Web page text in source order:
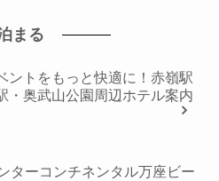
まる
ントをもっと快適に！赤嶺駅
・奥武山公園周辺ホテル案内
ターコンチネンタル万座ビー